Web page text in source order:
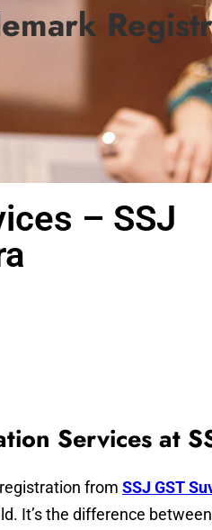
– SSJ
Services at
from SSJ GST
It’s the difference